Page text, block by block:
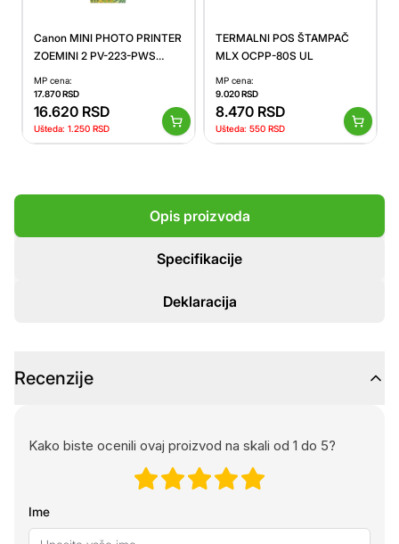
Canon MINI PHOTO PRINTER
ZOEMINI 2 PV-223-PWS
EMEA HB
MP cena:
17.870RSD
16.620 RSD
Ušteda: 1.250 RSD
TERMALNI POS ŠTAMPAČ
MLX OCPP-80S UL
MP cena:
9.020RSD
8.470 RSD
Ušteda: 550 RSD
Opis proizvoda
Specifikacije
Deklaracija
Recenzije
Kako biste ocenili ovaj proizvod na skali od 1 do 5?
Ime